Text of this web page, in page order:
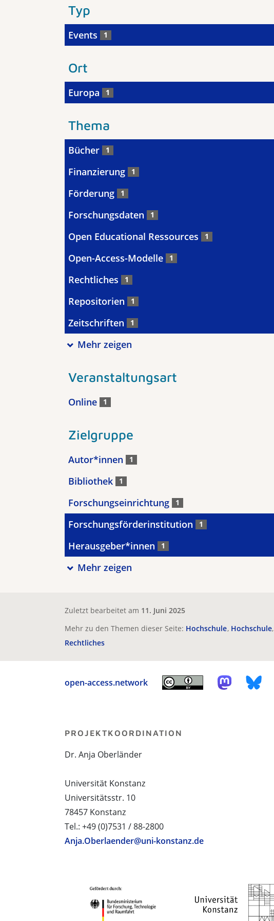
Typ
Events 1
Ort
Europa 1
Thema
Bücher 1
Finanzierung 1
Förderung 1
Forschungsdaten 1
Open Educational Ressources 1
Open-Access-Modelle 1
Rechtliches 1
Repositorien 1
Zeitschriften 1
Mehr zeigen
Veranstaltungsart
Online 1
Zielgruppe
Autor*innen 1
Bibliothek 1
Forschungseinrichtung 1
Forschungsförderinstitution 1
Herausgeber*innen 1
Mehr zeigen
Zuletzt bearbeitet am 11. Juni 2025
Mehr zu den Themen dieser Seite: Hochschule Hochschule
Rechtliches
open-access.network
PROJEKTKOORDINATION
Dr. Anja Oberländer
Universität Konstanz
Universitätsstr. 10
78457 Konstanz
Tel.: +49 (0)7531 / 88-2800
Anja.Oberlaender@uni-konstanz.de